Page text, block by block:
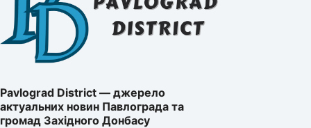
Pavlograd District — джерело
актуальних новин Павлограда та
громад Західного Донбасу